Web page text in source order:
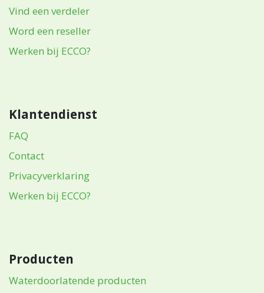
Vind een verdeler
Word een reseller
Werken bij ECCO?
Klantendienst
FAQ
Contact
Privacyverklaring
Werken bij ECCO?
Producten
Waterdoorlatende producten